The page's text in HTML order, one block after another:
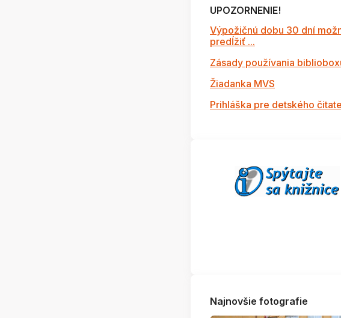
UPOZORNENIE!
Výpožičnú dobu 30 dní
predĺžiť ...
Zásady používania
Žiadanka MVS
Prihláška pre detského
Najnovšie fotografie